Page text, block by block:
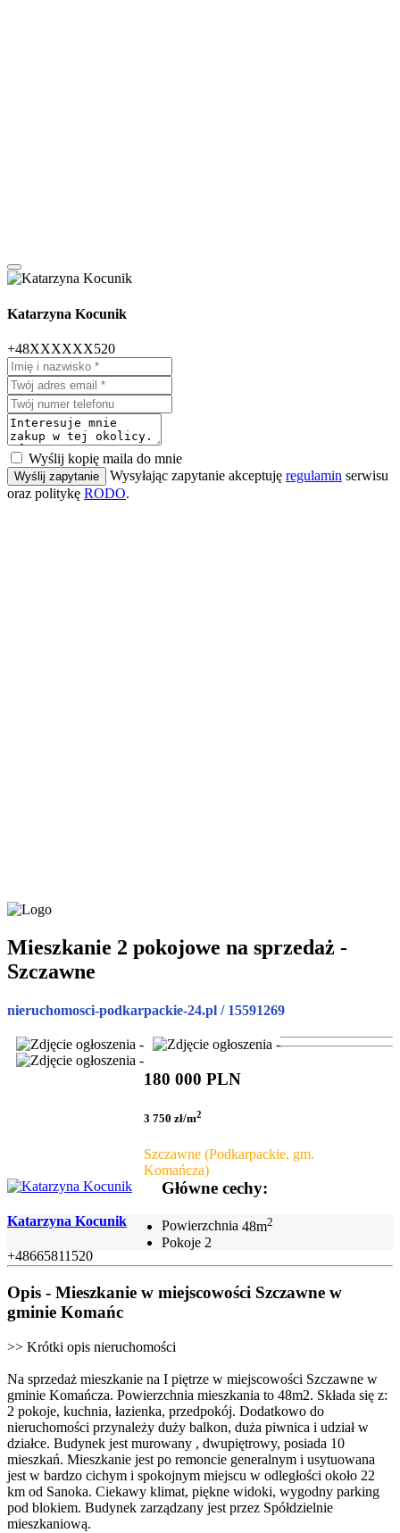
Katarzyna Kocunik
+48XXXXXX520
Wyślij kopię maila do mnie
Wyślij zapytanie Wysyłając zapytanie akceptuję regulamin serwisu
oraz politykę RODO.
Mieszkanie 2 pokojowe na sprzedaż -
Szczawne
nieruchomosci-podkarpackie-24.pl / 15591269
180 000 PLN
3 750 zł/m2
Szczawne (Podkarpackie, gm.
Komańcza)
Katarzyna Kocunik
+48665811520
Główne cechy:
Powierzchnia 48m2
Pokoje 2
Opis - Mieszkanie w miejscowości Szczawne w
gminie Komańc
>> Krótki opis nieruchomości
Na sprzedaż mieszkanie na I piętrze w miejscowości Szczawne w
gminie Komańcza. Powierzchnia mieszkania to 48m2. Składa się z:
2 pokoje, kuchnia, łazienka, przedpokój. Dodatkowo do
nieruchomości przynależy duży balkon, duża piwnica i udział w
działce. Budynek jest murowany , dwupiętrowy, posiada 10
mieszkań. Mieszkanie jest po remoncie generalnym i usytuowana
jest w bardzo cichym i spokojnym miejscu w odległości około 22
km od Sanoka. Ciekawy klimat, piękne widoki, wygodny parking
pod blokiem. Budynek zarządzany jest przez Spółdzielnie
mieszkaniową.